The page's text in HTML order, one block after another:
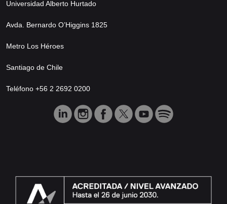
Universidad Alberto Hurtado
Avda. Bernardo O’Higgins 1825
Metro Los Héroes
Santiago de Chile
Teléfono +56 2 2692 0200